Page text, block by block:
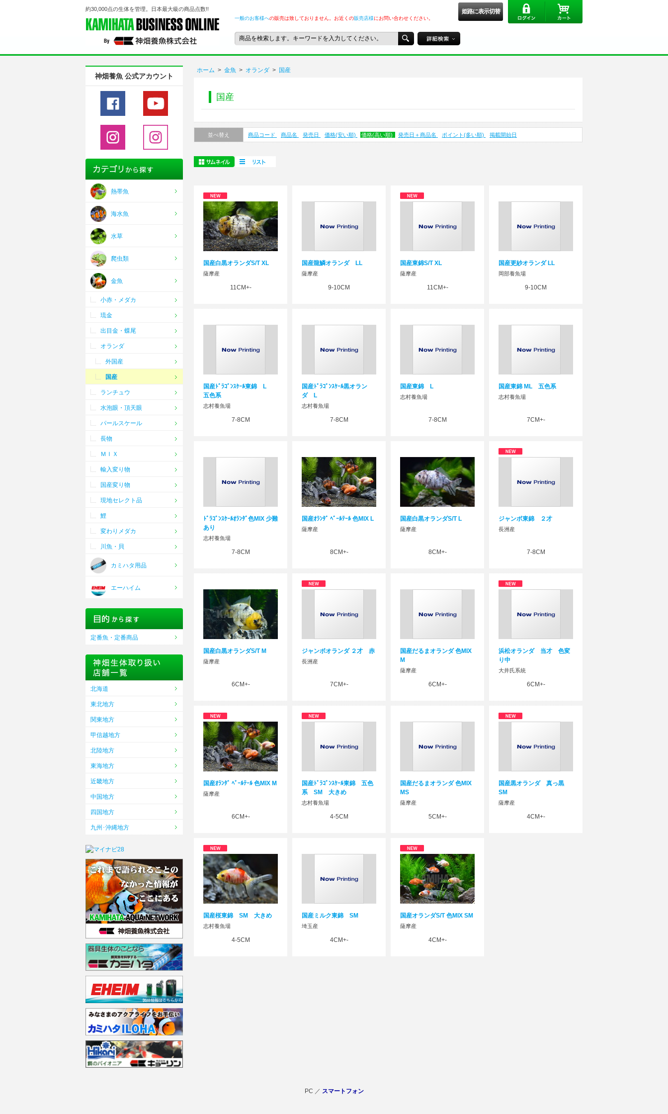
約30,000点の生体を管理。日本最大級の商品点数!! 姫路に表示切替
一般のお客様への販売は致しておりません。お近くの販売店様にお問い合わせください。
ホーム > 金魚 > オランダ > 国産
国産
並べ替え 商品コード 商品名 発売日 価格(安い順) 価格(高い順) 発売日＋商品名 ポイント(多い順) 掲載開始日
国産白黒オランダS/T XL
薩摩産
11CM+-
国産龍鱗オランダ LL
薩摩産
9-10CM
国産東錦S/T XL
薩摩産
11CM+-
国産更紗オランダ LL
岡部養魚場
9-10CM
国産ﾄﾞﾗｺﾞﾝｽｹｰﾙ東錦 L
五色系
志村養魚場
7-8CM
国産ﾄﾞﾗｺﾞﾝｽｹｰﾙ黒オラン
ダ L
志村養魚場
7-8CM
国産東錦 L
志村養魚場
7-8CM
国産東錦 ML 五色系
志村養魚場
7CM+-
ﾄﾞﾗｺﾞﾝｽｹｰﾙｵﾗﾝﾀﾞ色MIX 少難
あり
志村養魚場
7-8CM
国産ｵﾗﾝﾀﾞ ﾍﾞｰﾙﾃｰﾙ 色MIX L
薩摩産
8CM+-
国産白黒オランダS/T L
薩摩産
8CM+-
ジャンボ東錦 ２才
長洲産
7-8CM
国産白黒オランダS/T M
薩摩産
6CM+-
ジャンボオランダ ２才 赤
長洲産
7CM+-
国産だるまオランダ 色MIX
M
薩摩産
6CM+-
浜松オランダ 当才 色変
り中
大井氏系統
6CM+-
国産ｵﾗﾝﾀﾞ ﾍﾞｰﾙﾃｰﾙ 色MIX M
薩摩産
6CM+-
国産ﾄﾞﾗｺﾞﾝｽｹｰﾙ東錦 五色
系 SM 大きめ
志村養魚場
4-5CM
国産だるまオランダ 色MIX
MS
薩摩産
5CM+-
国産黒オランダ 真っ黒
SM
薩摩産
4CM+-
国産桜東錦 SM 大きめ
志村養魚場
4-5CM
国産ミルク東錦 SM
埼玉産
4CM+-
国産オランダS/T 色MIX SM
薩摩産
4CM+-
神畑養魚 公式アカウント
熱帯魚
海水魚
水草
爬虫類
金魚
小赤・メダカ
琉金
出目金・蝶尾
オランダ
外国産
国産
ランチュウ
水泡眼・頂天眼
パールスケール
長物
ＭＩＸ
輸入変り物
国産変り物
現地セレクト品
鯉
変わりメダカ
川魚・貝
カミハタ用品
エーハイム
定番魚・定番商品
北海道
東北地方
関東地方
甲信越地方
北陸地方
東海地方
近畿地方
中国地方
四国地方
九州･沖縄地方
PC ／ スマートフォン